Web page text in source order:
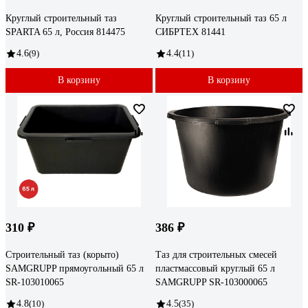
Круглый строительный таз
SPARTA 65 л, Россия 814475
4.6(9)
В корзину
Круглый строительный таз 65 л
СИБРТЕХ 81441
4.4(11)
В корзину
310 ₽
Строительный таз (корыто)
SAMGRUPP прямоугольный 65 л
SR-103010065
4.8(10)
386 ₽
Таз для строительных смесей
пластмассовый круглый 65 л
SAMGRUPP SR-103000065
4.5(35)